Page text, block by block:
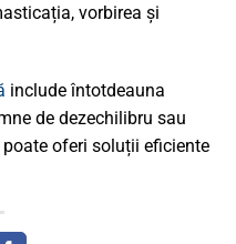
vorbirea și
include întotdeauna
de dezechilibru sau
oferi soluții eficiente